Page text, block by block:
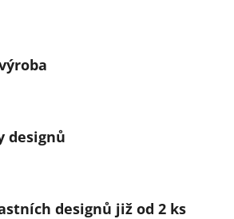
designů
designů již od 2 ks